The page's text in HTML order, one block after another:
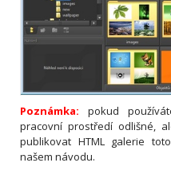
Poznámka: pokud
pracovní prostředí odlišné,
publikovat HTML galerie
našem návodu.